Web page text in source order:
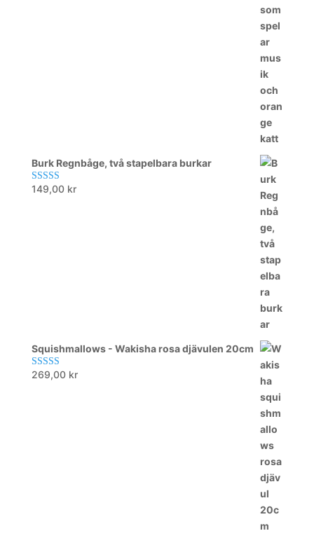
Burk Regnbåge, två stapelbara burkar
Betygsatt
149,00 kr
Squishmallows - Wakisha rosa djävulen 20cm
Betygsatt
269,00 kr